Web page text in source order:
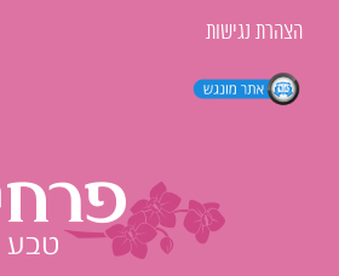
הצהרת נגישות